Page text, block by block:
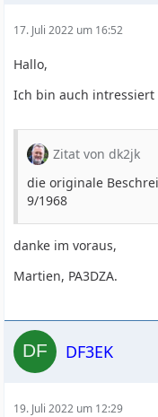
17. Juli 2022 um 16:52
Hallo,
Ich bin auch intressiert
Zitat von dk2jk
die originale
9/1968
danke im voraus,
Martien, PA3DZA.
DF3EK
19. Juli 2022 um 12:29